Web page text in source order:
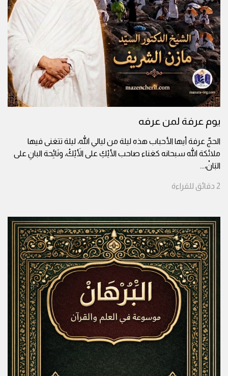
يوم عرفة لمن عرفه
الحجّ عرفة أيها الأحباب هذه ليلة من ليالي الله، ليلة تتغنى فيها
ملائكة الله سبحانه كغناء صاحب الأيْكِ على الأَيْكْ، ونَائِحة البانِ على
البَانْ،...
2 دقائق للقراءة